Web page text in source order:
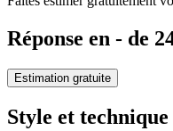
Réponse en - de
Estimation gratuite
Style et